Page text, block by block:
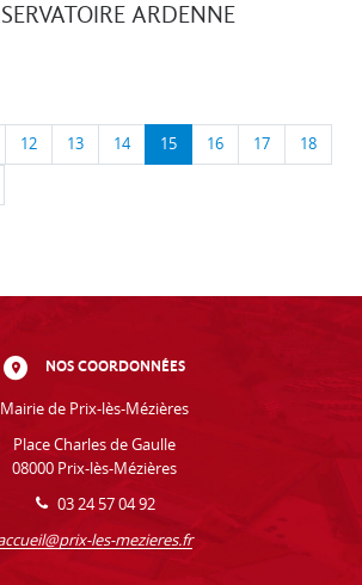
ARDENNE
12 13 14 15 16 17 18
NOS COORDONNÉES
Mairie de Prix-lès-Mézières
Place Charles de Gaulle
08000 Prix-lès-Mézières
03 24 57 04 92
les-mezieres.fr